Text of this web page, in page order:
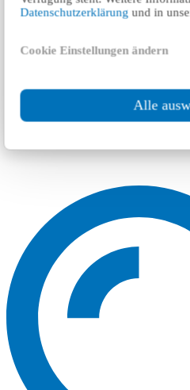
Datenschutzerklärung und in
Cookie Einstellungen ändern
Alle